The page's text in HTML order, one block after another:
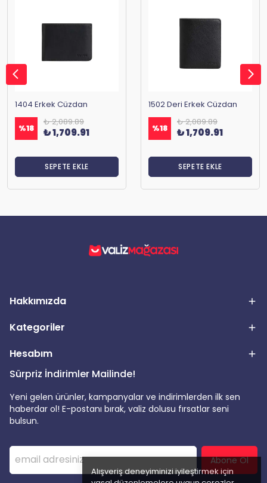
Alışveriş deneyiminizi iyileştirmek için
1404 Erkek Cüzdan
%18
₺ 2,089.89
₺ 1,709.91
SEPETE EKLE
1502 Deri Erkek Cüzdan
%18
₺ 2,089.89
₺ 1,709.91
SEPETE EKLE
Hakkımızda
Kategoriler
Hesabım
Sürpriz İndirimler Mailinde!
Yeni gelen ürünler, kampanyalar ve indirimlerden ilk sen
haberdar ol! E-postanı bırak, valiz dolusu fırsatlar seni
bulsun.
Abone Ol